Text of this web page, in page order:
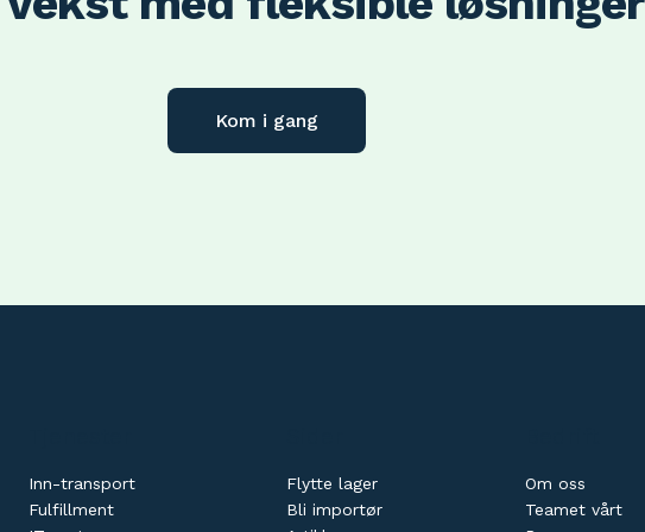
Kom i gang
Inn-transport
Fulfillment
Flytte lager
Bli importør
Om oss
Teamet vårt